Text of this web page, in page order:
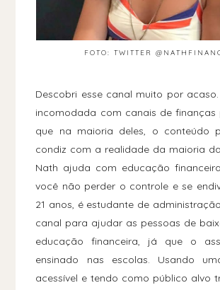
FOTO: TWITTER
Descobri esse canal muito por
incomodada com canais de finanças
que na maioria deles, o conteúdo
condiz com a realidade da maioria
Nath ajuda com educação
você não perder o controle e se
21 anos, é estudante de
canal para ajudar as pessoas de
educação financeira, já que o
ensinado nas escolas. Usando
acessível e tendo como público alvo